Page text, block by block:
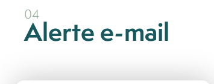
04
Alerte e-mail